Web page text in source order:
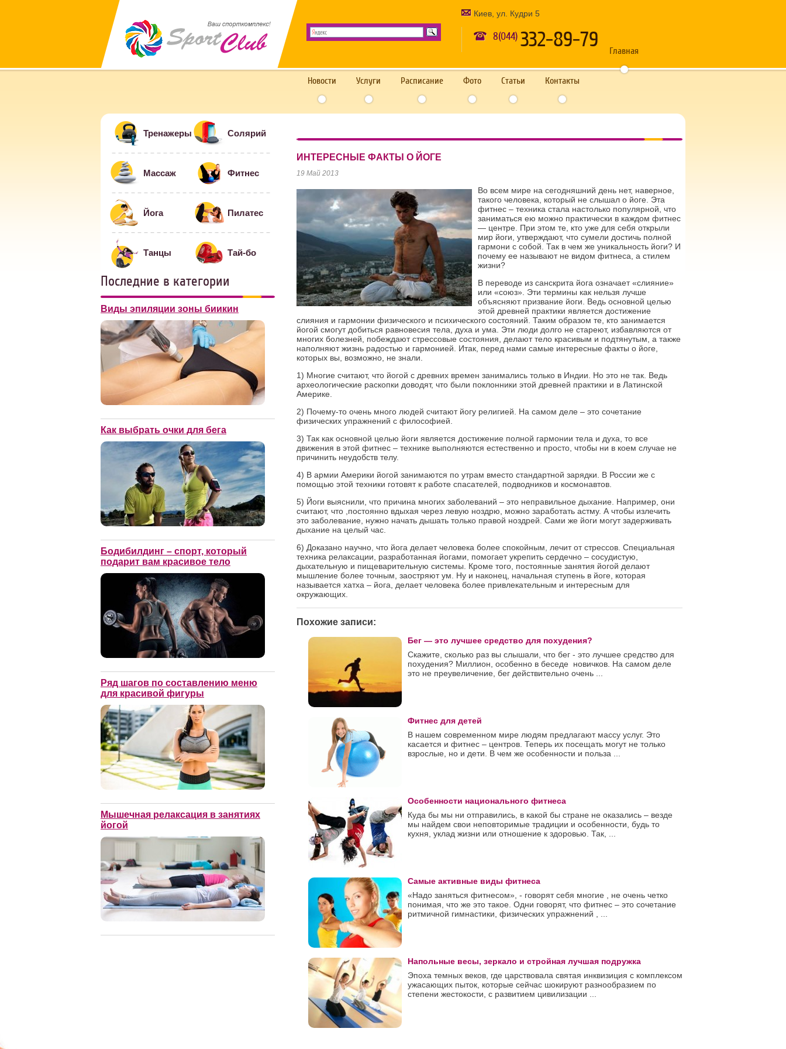
Киев, ул. Кудри 5
8(044) 332-89-79 Главная
Новости Услуги Расписание Фото Статьи Контакты
Тренажеры Солярий
Массаж Фитнес
Йога Пилатес
Танцы Тай-бо
Последние в категории
Виды эпиляции зоны биикин
Как выбрать очки для бега
Бодибилдинг – спорт, который
подарит вам красивое тело
Ряд шагов по составлению меню
для красивой фигуры
Мышечная релаксация в занятиях
йогой
ИНТЕРЕСНЫЕ ФАКТЫ О ЙОГЕ
19 Май 2013
Во всем мире на сегодняшний день нет, наверное,
такого человека, который не слышал о йоге. Эта
фитнес – техника стала настолько популярной, что
заниматься ею можно практически в каждом фитнес
— центре. При этом те, кто уже для себя открыли
мир йоги, утверждают, что сумели достичь полной
гармони с собой. Так в чем же уникальность йоги? И
почему ее называют не видом фитнеса, а стилем
жизни?
В переводе из санскрита йога означает «слияние»
или «союз». Эти термины как нельзя лучше
объясняют призвание йоги. Ведь основной целью
этой древней практики является достижение
слияния и гармонии физического и психического состояний. Таким образом те, кто занимается
йогой смогут добиться равновесия тела, духа и ума. Эти люди долго не стареют, избавляются от
многих болезней, побеждают стрессовые состояния, делают тело красивым и подтянутым, а также
наполняют жизнь радостью и гармонией. Итак, перед нами самые интересные факты о йоге,
которых вы, возможно, не знали.
1) Многие считают, что йогой с древних времен занимались только в Индии. Но это не так. Ведь
археологические раскопки доводят, что были поклонники этой древней практики и в Латинской
Америке.
2) Почему-то очень много людей считают йогу религией. На самом деле – это сочетание
физических упражнений с философией.
3) Так как основной целью йоги является достижение полной гармонии тела и духа, то все
движения в этой фитнес – технике выполняются естественно и просто, чтобы ни в коем случае не
причинить неудобств телу.
4) В армии Америки йогой занимаются по утрам вместо стандартной зарядки. В России же с
помощью этой техники готовят к работе спасателей, подводников и космонавтов.
5) Йоги выяснили, что причина многих заболеваний – это неправильное дыхание. Например, они
считают, что ,постоянно вдыхая через левую ноздрю, можно заработать астму. А чтобы излечить
это заболевание, нужно начать дышать только правой ноздрей. Сами же йоги могут задерживать
дыхание на целый час.
6) Доказано научно, что йога делает человека более спокойным, лечит от стрессов. Специальная
техника релаксации, разработанная йогами, помогает укрепить сердечно – сосудистую,
дыхательную и пищеварительную системы. Кроме того, постоянные занятия йогой делают
мышление более точным, заостряют ум. Ну и наконец, начальная ступень в йоге, которая
называется хатха – йога, делает человека более привлекательным и интересным для
окружающих.
Похожие записи:
Бег — это лучшее средство для похудения?
Скажите, сколько раз вы слышали, что бег - это лучшее средство для
похудения? Миллион, особенно в беседе новичков. На самом деле
это не преувеличение, бег действительно очень ...
Фитнес для детей
В нашем современном мире людям предлагают массу услуг. Это
касается и фитнес – центров. Теперь их посещать могут не только
взрослые, но и дети. В чем же особенности и польза ...
Особенности национального фитнеса
Куда бы мы ни отправились, в какой бы стране не оказались – везде
мы найдем свои неповторимые традиции и особенности, будь то
кухня, уклад жизни или отношение к здоровью. Так, ...
Самые активные виды фитнеса
«Надо заняться фитнесом», - говорят себя многие , не очень четко
понимая, что же это такое. Одни говорят, что фитнес – это сочетание
ритмичной гимнастики, физических упражнений , ...
Напольные весы, зеркало и стройная лучшая подружка
Эпоха темных веков, где царствовала святая инквизиция с комплексом
ужасающих пыток, которые сейчас шокируют разнообразием по
степени жестокости, с развитием цивилизации ...